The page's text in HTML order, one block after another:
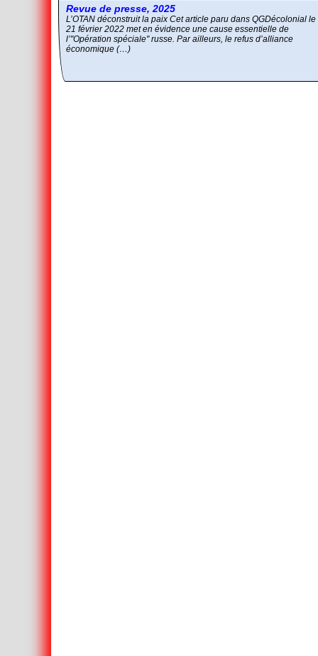
L’Autre et le Mal
Comment réunir les contraires antagonistes ?